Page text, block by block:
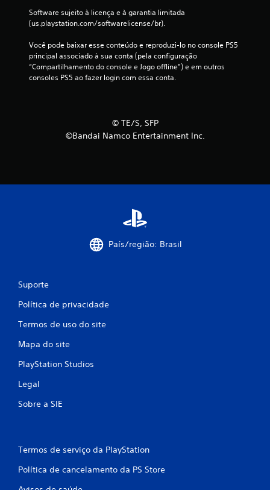
Software sujeito à licença e à garantia limitada
(us.playstation.com/softwarelicense/br).
Você pode baixar esse conteúdo e reproduzi-lo no console PS5
principal associado à sua conta (pela configuração
“Compartilhamento do console e Jogo offline”) e em outros
consoles PS5 ao fazer login com essa conta.
© TE/S, SFP
©Bandai Namco Entertainment Inc.
País/região: Brasil
Suporte
Política de privacidade
Termos de uso do site
Mapa do site
PlayStation Studios
Legal
Sobre a SIE
Termos de serviço da PlayStation
Política de cancelamento da PS Store